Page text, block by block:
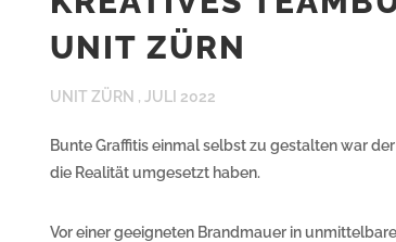
UNIT ZÜRN
UNIT ZÜRN , JULI 2022
Bunte Graffitis einmal selbst zu gestalten war
die Realität umgesetzt haben.
Vor einer geeigneten Brandmauer in